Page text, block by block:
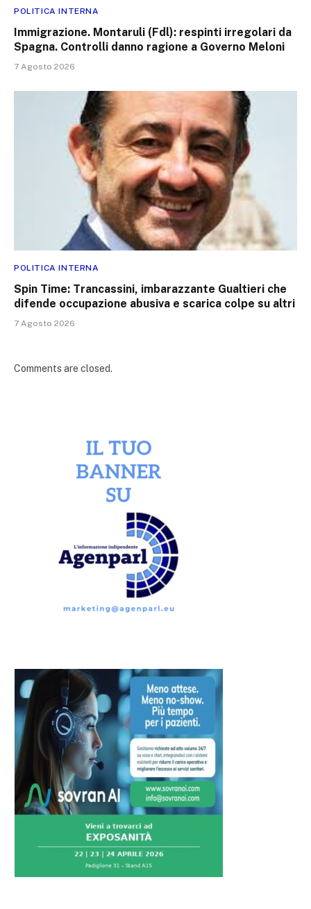
POLITICA INTERNA
Immigrazione. Montaruli (Fdl): respinti irregolari da
Spagna. Controlli danno ragione a Governo Meloni
7 Agosto 2026
POLITICA INTERNA
Spin Time: Trancassini, imbarazzante Gualtieri che
difende occupazione abusiva e scarica colpe su altri
7 Agosto 2026
Comments are closed.